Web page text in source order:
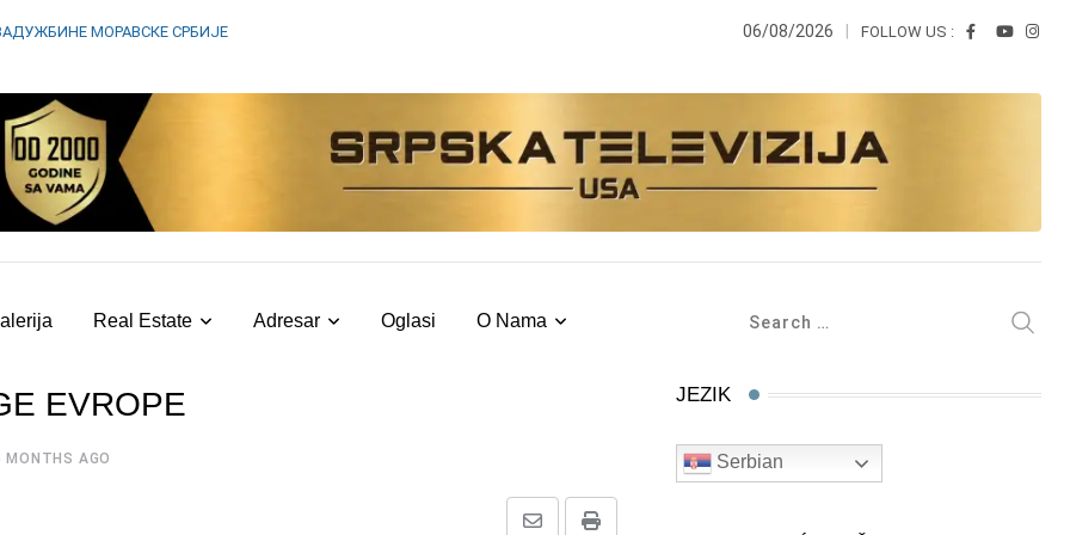
МОРАВСКЕ СРБИЈЕ 06/08/2026 FOLLOW US :
Real Estate Adresar Oglasi O Nama
EVROPE
MONTHS AGO
JEZIK
Serbian